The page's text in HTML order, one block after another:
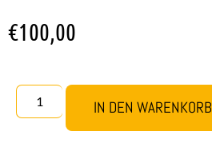
€100,00
IN DEN WARENKORB